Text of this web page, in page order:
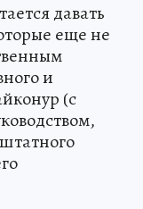
давать
еще не
и
(с